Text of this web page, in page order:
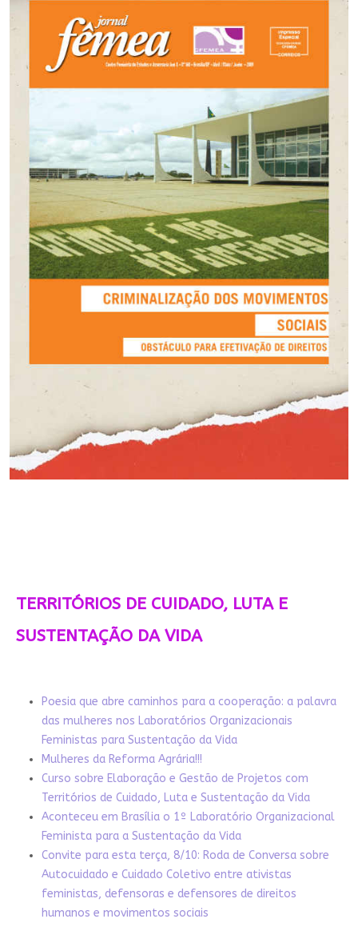
TERRITÓRIOS DE CUIDADO, LUTA E
SUSTENTAÇÃO DA VIDA
Poesia que abre caminhos para a cooperação: a palavra
das mulheres nos Laboratórios Organizacionais
Feministas para Sustentação da Vida
Mulheres da Reforma Agrária!!!
Curso sobre Elaboração e Gestão de Projetos com
Territórios de Cuidado, Luta e Sustentação da Vida
Aconteceu em Brasília o 1º Laboratório Organizacional
Feminista para a Sustentação da Vida
Convite para esta terça, 8/10: Roda de Conversa sobre
Autocuidado e Cuidado Coletivo entre ativistas
feministas, defensoras e defensores de direitos
humanos e movimentos sociais